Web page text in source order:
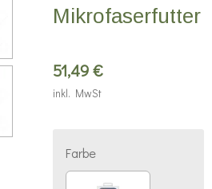
Mikrofaserfutter
51,49 €
inkl. MwSt
Farbe